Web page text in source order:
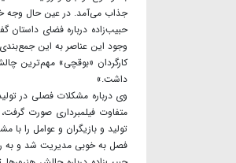
جذاب می‌آمد. در عین حال وجه
حبیب‌زاده درباره فضای داستان
وجود این عناصر به این
کارگردان «بوقچی» مهم‌ترین
داشت.»
وی درباره مشکلات فصلی در
متفاوت فیلمبرداری صورت
تولید و بازیگران و عوامل را
فصل به خوبی مدیریت شد و به